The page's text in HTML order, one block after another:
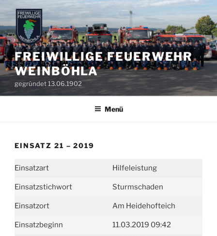
Inhalt
springen
FREIWILLIGE FEUERWEHR
WEINBÖHLA
gegründet 13.06.1902
Menü
EINSATZ 21 – 2019
Einsatzart Hilfeleistung
Einsatzstichwort Sturmschaden
Einsatzort Am Heidehofteich
Einsatzbeginn 11.03.2019 09:42